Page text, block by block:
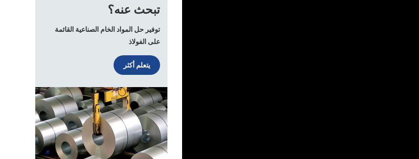
تبحث عنه؟
توفير حل المواد الخام الصناعية القائمة
على الفولاذ
يتعلم أكثر